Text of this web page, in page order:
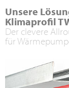
Unsere
Klimaprofil
Der clevere
für